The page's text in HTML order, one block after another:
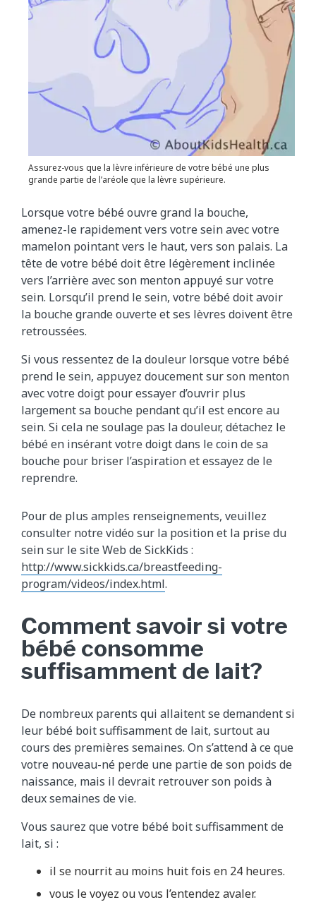
Assurez-vous que la lèvre inférieure de votre bébé une plus
grande partie de l’aréole que la lèvre supérieure.
Lorsque votre bébé ouvre grand la bouche,
amenez-le rapidement vers votre sein avec votre
mamelon pointant vers le haut, vers son palais. La
tête de votre bébé doit être légèrement inclinée
vers l’arrière avec son menton appuyé sur votre
sein. Lorsqu’il prend le sein, votre bébé doit avoir
la bouche grande ouverte et ses lèvres doivent être
retroussées.
Si vous ressentez de la douleur lorsque votre bébé
prend le sein, appuyez doucement sur son menton
avec votre doigt pour essayer d’ouvrir plus
largement sa bouche pendant qu’il est encore au
sein. Si cela ne soulage pas la douleur, détachez le
bébé en insérant votre doigt dans le coin de sa
bouche pour briser l’aspiration et essayez de le
reprendre.
Pour de plus amples renseignements, veuillez
consulter notre vidéo sur la position et la prise du
sein sur le site Web de SickKids :
http://www.sickkids.ca/breastfeeding-
program/videos/index.html.
Comment savoir si votre
bébé consomme
suffisamment de lait?
De nombreux parents qui allaitent se demandent si
leur bébé boit suffisamment de lait, surtout au
cours des premières semaines. On s’attend à ce que
votre nouveau-né perde une partie de son poids de
naissance, mais il devrait retrouver son poids à
deux semaines de vie.
Vous saurez que votre bébé boit suffisamment de
lait, si :
il se nourrit au moins huit fois en 24 heures.
vous le voyez ou vous l’entendez avaler.